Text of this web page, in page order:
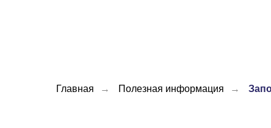
Главная → Полезная информация →